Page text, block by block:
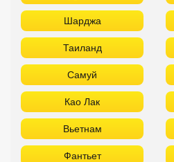
Шарджа
Таиланд
Самуй
Као Лак
Вьетнам
Фантьет